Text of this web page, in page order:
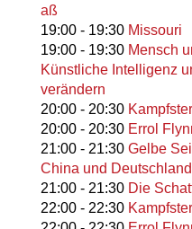
aß
19:00- 19:30 Missouri
19:00- 19:30 Mensch
Künstliche Intelligenz
verändern
20:00- 20:30
20:00- 20:30 Errol
21:00- 21:30 Gelbe
China und Deutschland
21:00- 21:30 Die
22:00- 22:30